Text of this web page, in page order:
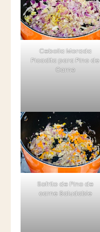
Cebolla Morada
Picadita para Pino de
Carne
Sofrito de Pino de
carne Saludable